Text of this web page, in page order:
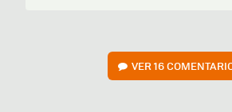
VER16